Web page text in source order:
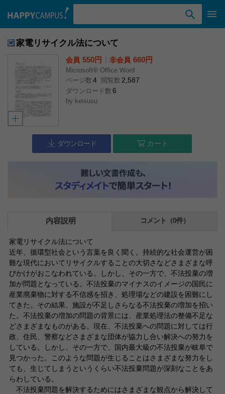
家電リサイクル法について
会員 550円 非会員 660円
Microsoft® Office Word
ページ数 4 閲覧数 2,587
ダウンロード数 6
by keisusu
ダウンロード カート
内容説明 コメント（0件）
家電リサイクル法について
近年、循環型社会という言葉を良く聞く。持続的な社会運営が困
難な現代においてリサイクルすることの大切さなどさまざまな呼
びかけがおこなわれている。しかし、その一方で、不法投棄の増
加が問題となっている。不法投棄のマイナスのイメージの国民に
産業廃棄物に対する不信感を招き、処理場などの建設を困難にし
てきた。その結果、施設が不足しさらなる不法投棄の増加を招い
た。不法投棄の増加の問題の背景には、産業処理法の整備不足な
どさまざまなものがある。現在、不法投棄への問題に対しては行
政、住民、警察などさまざまな団体が協力し合い解決への努力を
している。しかし、その一方で、国内最大級の不法投棄が岐阜で
見つかった。このような問題が生じることはさまざまな努力をし
ても、生じてしまうというくらい不法投棄問題が深刻なことをあ
らわしている。
不法投棄問題を解決するためにはさまざまな観点から解決して